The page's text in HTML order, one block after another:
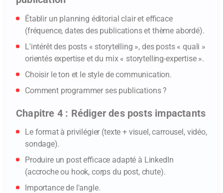
Établir un planning éditorial clair et efficace
(fréquence, dates des publications et thème abordé).
L'intérêt des posts « storytelling », des posts « quali »
orientés expertise et du mix « storytelling-expertise ».
Choisir le ton et le style de communication.
Comment programmer ses publications ?
Chapitre 4 : Rédiger des posts impactants
Le format à privilégier (texte + visuel, carrousel, vidéo,
sondage).
Produire un post efficace adapté à LinkedIn
(accroche ou hook, corps du post, chute).
Importance de l'angle.
Message (facultatif) :